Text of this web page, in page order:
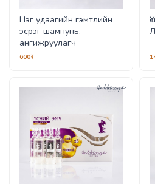
Нэг удаагийн гэмтлийн
эсрэг шампунь,
ангижруулагч
600₮